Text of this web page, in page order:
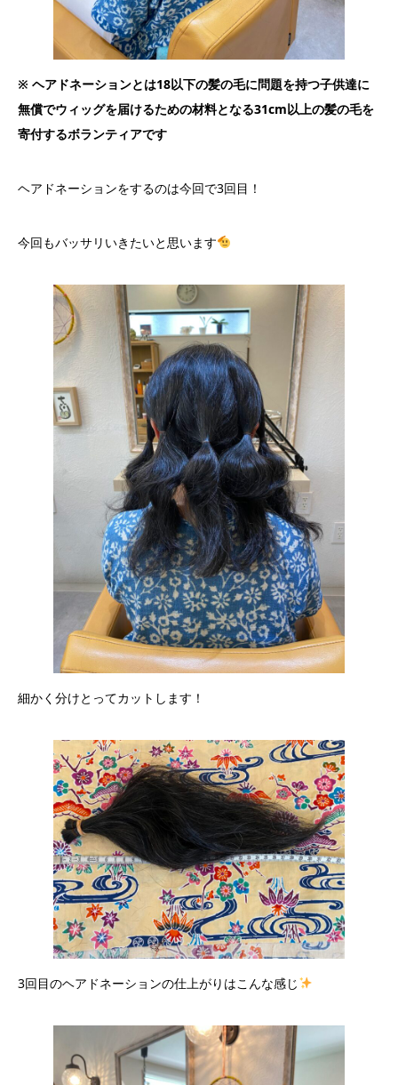
※ ヘアドネーションとは18以下の髪の毛に問題を持つ子供達に
無償でウィッグを届けるための材料となる31cm以上の髪の毛を
寄付するボランティアです
ヘアドネーションをするのは今回で3回目！
今回もバッサリいきたいと思います
細かく分けとってカットします！
3回目のヘアドネーションの仕上がりはこんな感じ